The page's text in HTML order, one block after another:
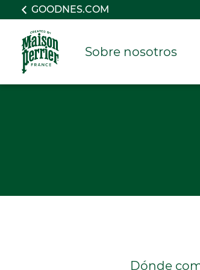
GOODNES.COM
Sobre nosotros
Dónde